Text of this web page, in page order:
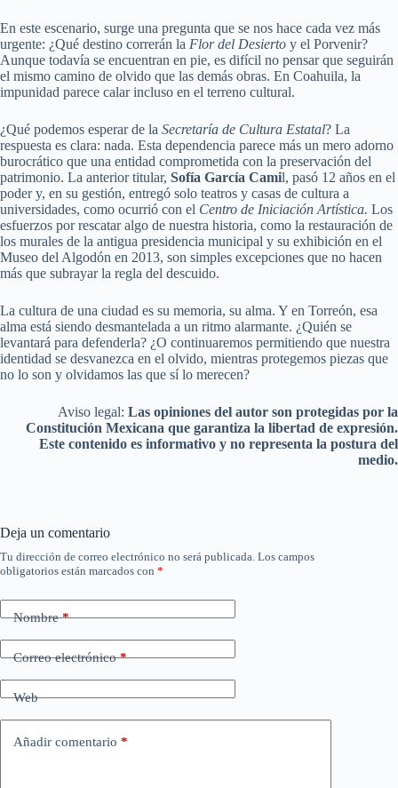
En este escenario, surge una pregunta que se nos hace cada vez más
urgente: ¿Qué destino correrán la Flor del Desierto y el Porvenir?
Aunque todavía se encuentran en pie, es difícil no pensar que seguirán
el mismo camino de olvido que las demás obras. En Coahuila, la
impunidad parece calar incluso en el terreno cultural.
¿Qué podemos esperar de la Secretaría de Cultura Estatal? La
respuesta es clara: nada. Esta dependencia parece más un mero adorno
burocrático que una entidad comprometida con la preservación del
patrimonio. La anterior titular, Sofía García Camil, pasó 12 años en el
poder y, en su gestión, entregó solo teatros y casas de cultura a
universidades, como ocurrió con el Centro de Iniciación Artística. Los
esfuerzos por rescatar algo de nuestra historia, como la restauración de
los murales de la antigua presidencia municipal y su exhibición en el
Museo del Algodón en 2013, son simples excepciones que no hacen
más que subrayar la regla del descuido.
La cultura de una ciudad es su memoria, su alma. Y en Torreón, esa
alma está siendo desmantelada a un ritmo alarmante. ¿Quién se
levantará para defenderla? ¿O continuaremos permitiendo que nuestra
identidad se desvanezca en el olvido, mientras protegemos piezas que
no lo son y olvidamos las que sí lo merecen?
Aviso legal: Las opiniones del autor son protegidas por la
Constitución Mexicana que garantiza la libertad de expresión.
Este contenido es informativo y no representa la postura del
medio.
Deja un comentario
Tu dirección de correo electrónico no será publicada. Los campos
obligatorios están marcados con *
Nombre*
Correo electrónico*
Web
Añadir comentario *